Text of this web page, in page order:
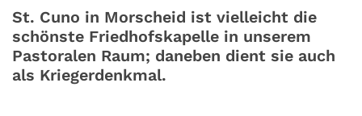
St. Cuno in Morscheid ist vielleicht die
schönste Friedhofskapelle in unserem
Pastoralen Raum; daneben dient sie auch
als Kriegerdenkmal.